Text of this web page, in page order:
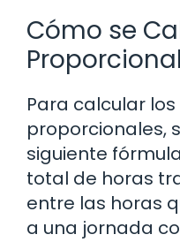
Cómo se
Para calcular
proporcionales,
siguiente
total de horas
entre las horas
a una jornada